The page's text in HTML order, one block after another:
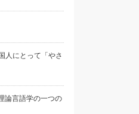
人にとって「やさ
論言語学の一つの